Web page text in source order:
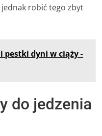
robić tego zbyt
pestki dyni w ciąży -
do jedzenia